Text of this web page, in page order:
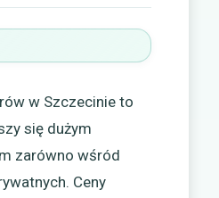
w Szczecinie to
się dużym
zarówno wśród
Ceny